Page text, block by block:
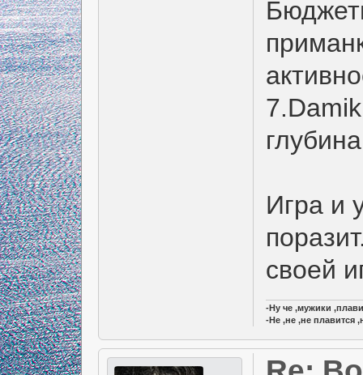
Игра и
своей
-Ну че ,мужики
-Не ,не ,не плавится